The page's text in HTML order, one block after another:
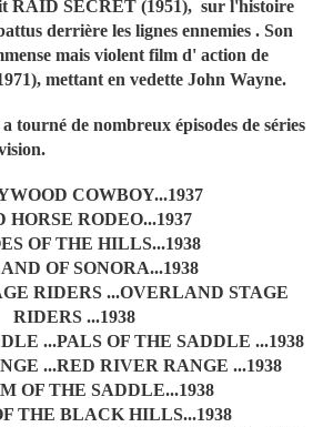
RAID SECRET (1951), sur l'histoire
derrière les lignes ennemies . Son
mais violent film d' action de
mettant en vedette John Wayne.
tourné de nombreux épisodes de séries
COWBOY...1937
HORSE RODEO...1937
OF THE HILLS...1938
OF SONORA...1938
RIDERS ...OVERLAND STAGE
RIDERS ...1938
...PALS OF THE SADDLE ...1938
...RED RIVER RANGE ...1938
OF THE SADDLE...1938
THE BLACK HILLS...1938